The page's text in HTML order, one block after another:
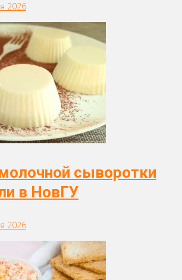
2026
сыворотки
в НовГУ
2026